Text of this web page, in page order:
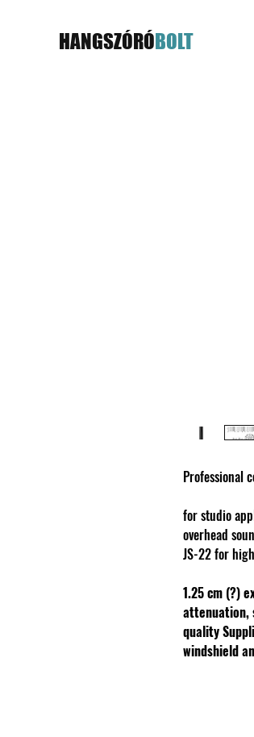
HANGSZÓRÓBOLT
Professional
for studio
overhead
JS-22 for
1.25 cm (?)
attenuation,
quality
windshield